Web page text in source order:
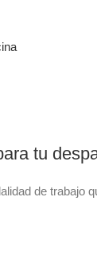
tu
de trabajo